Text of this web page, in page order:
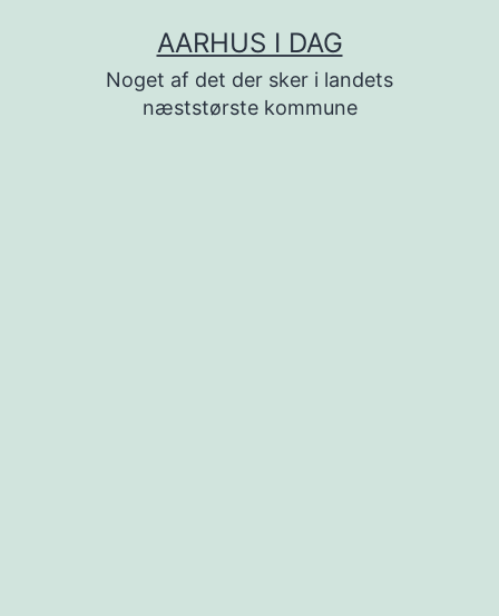
AARHUS I DAG
Noget af det der sker i landets
næststørste kommune